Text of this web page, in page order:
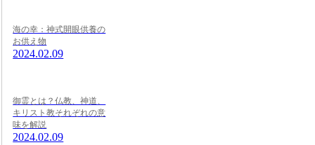
海の幸：神式開眼供養の
お供え物
2024.02.09
御霊とは？仏教、神道、
キリスト教それぞれの意
味を解説
2024.02.09